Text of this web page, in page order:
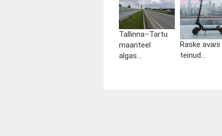
Tallinna–Tartu
maanteel
algas...
Raske avarii
teinud...